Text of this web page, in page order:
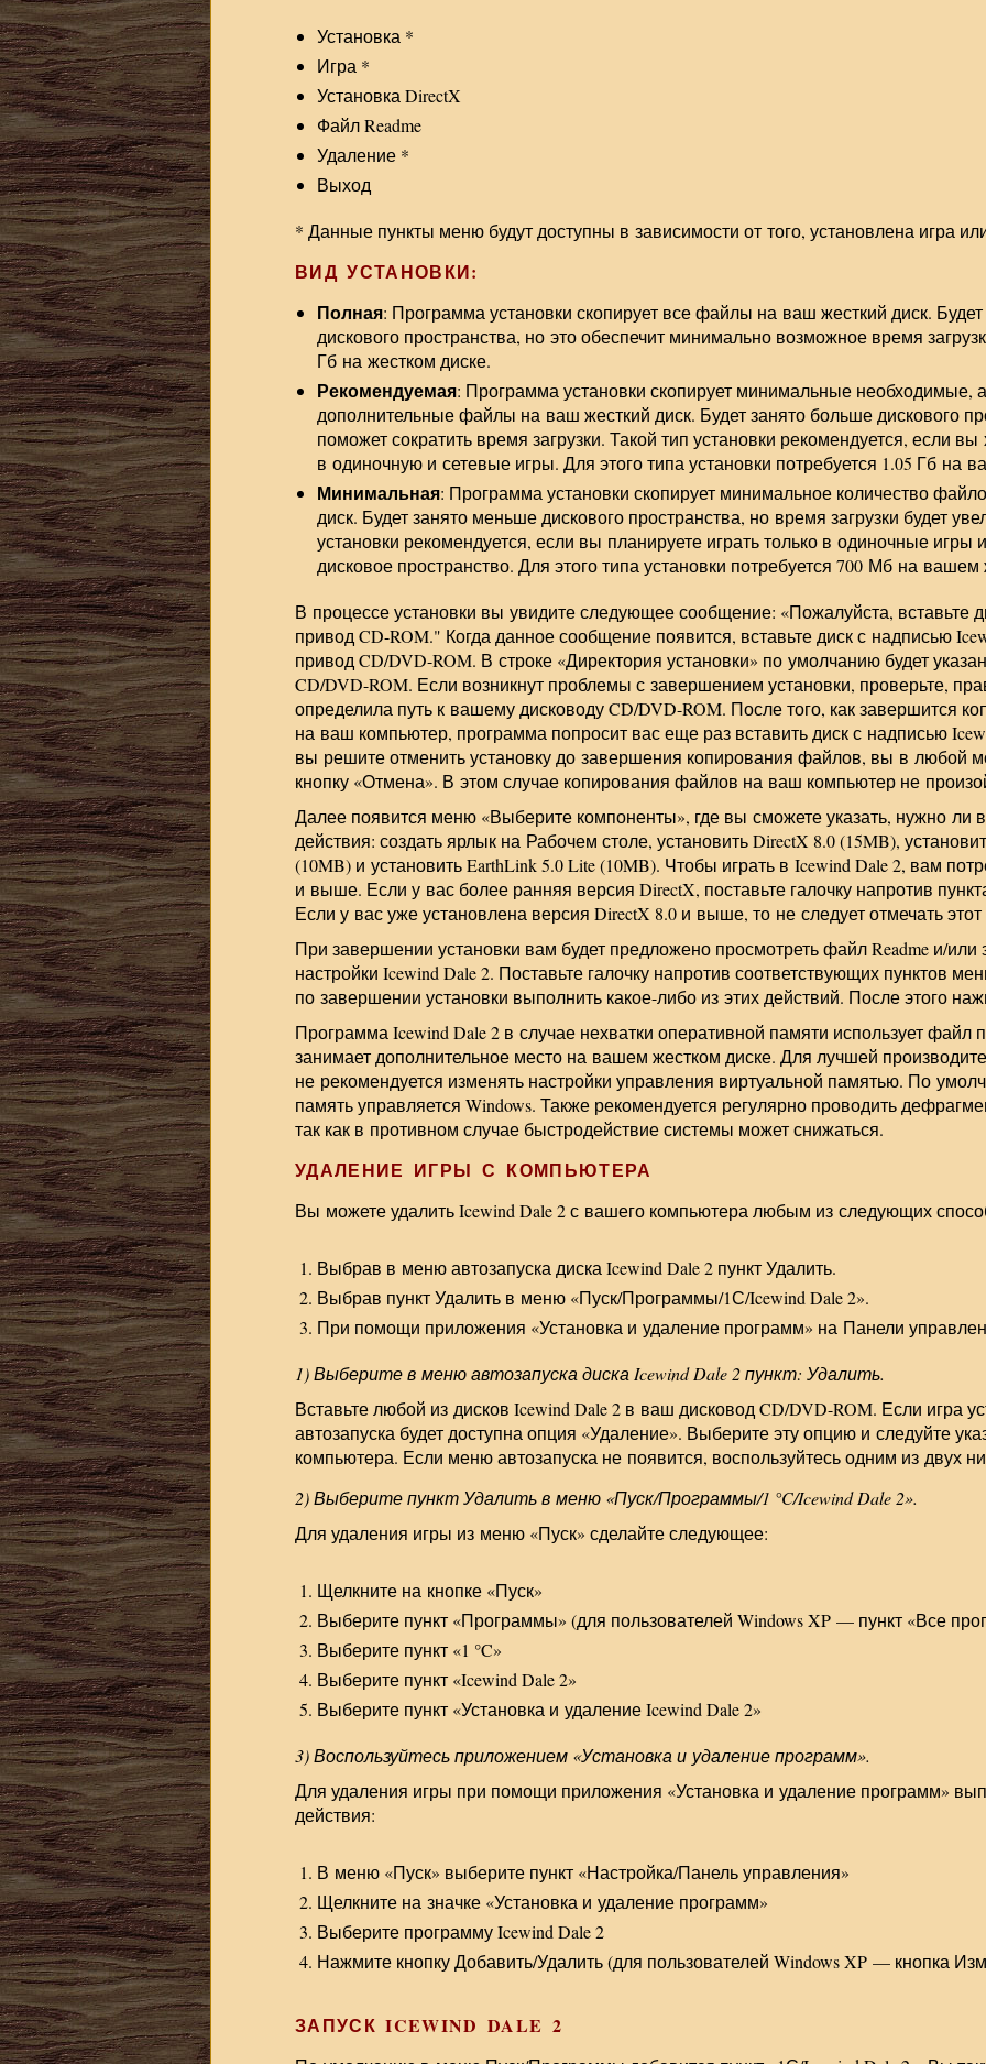
Установка *
Игра *
Установка DirectX
Файл Readme
Удаление *
Выход
* Данные пункты меню будут доступны в зависимости от того, установлена игра
ВИД УСТАНОВКИ:
Полная: Программа установки скопирует все файлы на ваш жесткий диск.
дискового пространства, но это обеспечит минимально возможное время
Гб на жестком диске.
Рекомендуемая: Программа установки скопирует минимальные необходимые,
дополнительные файлы на ваш жесткий диск. Будет занято больше дискового
поможет сократить время загрузки. Такой тип установки рекомендуется, если вы
в одиночную и сетевые игры. Для этого типа установки потребуется 1.05 Гб на
Минимальная: Программа установки скопирует минимальное количество
диск. Будет занято меньше дискового пространства, но время загрузки будет
установки рекомендуется, если вы планируете играть только в одиночные игры
дисковое пространство. Для этого типа установки потребуется 700 Мб на вашем
В процессе установки вы увидите следующее сообщение: «Пожалуйста, вставьте
привод CD-ROM." Когда данное сообщение появится, вставьте диск с надписью
привод CD/DVD-ROM. В строке «Директория установки» по умолчанию будет
CD/DVD-ROM. Если возникнут проблемы с завершением установки, проверьте,
определила путь к вашему дисководу CD/DVD-ROM. После того, как завершится
на ваш компьютер, программа попросит вас еще раз вставить диск с надписью
вы решите отменить установку до завершения копирования файлов, вы в любой
кнопку «Отмена». В этом случае копирования файлов на ваш компьютер не
Далее появится меню «Выберите компоненты», где вы сможете указать, нужно ли
действия: создать ярлык на Рабочем столе, установить DirectX 8.0 (15MB),
(10MB) и установить EarthLink 5.0 Lite (10MB). Чтобы играть в Icewind Dale 2, вам
и выше. Если у вас более ранняя версия DirectX, поставьте галочку напротив
Если у вас уже установлена версия DirectX 8.0 и выше, то не следует отмечать этот
При завершении установки вам будет предложено просмотреть файл Readme и/или
настройки Icewind Dale 2. Поставьте галочку напротив соответствующих пунктов
по завершении установки выполнить какое-либо из этих действий. После этого
Программа Icewind Dale 2 в случае нехватки оперативной памяти использует файл
занимает дополнительное место на вашем жестком диске. Для лучшей
не рекомендуется изменять настройки управления виртуальной памятью. По
память управляется Windows. Также рекомендуется регулярно проводить
так как в противном случае быстродействие системы может снижаться.
УДАЛЕНИЕ ИГРЫ С КОМПЬЮТЕРА
Вы можете удалить Icewind Dale 2 с вашего компьютера любым из следующих
Выбрав в меню автозапуска диска Icewind Dale 2 пункт Удалить.
Выбрав пункт Удалить в меню «Пуск/Программы/1С/Icewind Dale 2».
При помощи приложения «Установка и удаление программ» на Панели
1) Выберите в меню автозапуска диска Icewind Dale 2 пункт: Удалить.
Вставьте любой из дисков Icewind Dale 2 в ваш дисковод CD/DVD-ROM. Если игра
автозапуска будет доступна опция «Удаление». Выберите эту опцию и следуйте
компьютера. Если меню автозапуска не появится, воспользуйтесь одним из двух
2) Выберите пункт Удалить в меню «Пуск/Программы/1 °C/Icewind Dale 2».
Для удаления игры из меню «Пуск» сделайте следующее:
Щелкните на кнопке «Пуск»
Выберите пункт «Программы» (для пользователей Windows XP — пункт «Все
Выберите пункт «1 °C»
Выберите пункт «Icewind Dale 2»
Выберите пункт «Установка и удаление Icewind Dale 2»
3) Воспользуйтесь приложением «Установка и удаление программ».
Для удаления игры при помощи приложения «Установка и удаление программ»
действия:
В меню «Пуск» выберите пункт «Настройка/Панель управления»
Щелкните на значке «Установка и удаление программ»
Выберите программу Icewind Dale 2
Нажмите кнопку Добавить/Удалить (для пользователей Windows XP — кнопка
ЗАПУСК ICEWIND DALE 2